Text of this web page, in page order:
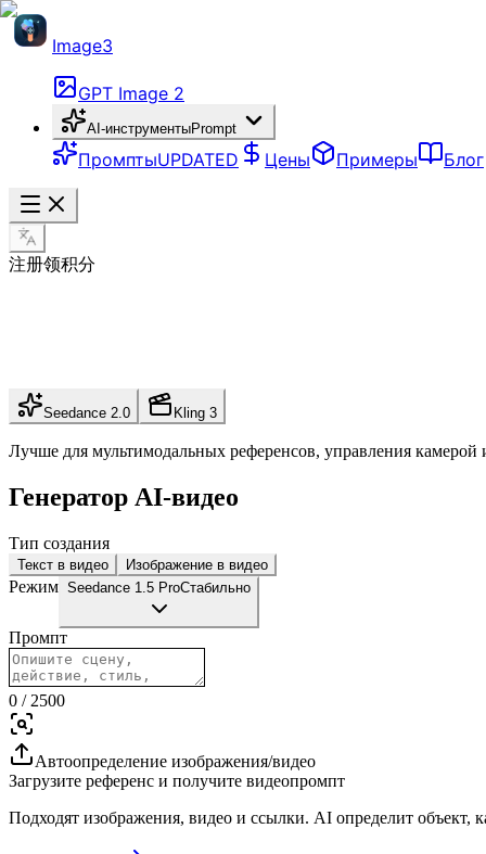
Image3
GPT Image 2
AI-инструментыPrompt
ПромптыUPDATED Цены Примеры Блог
注册领积分
Seedance 2.0 Kling 3
Лучше для мультимодальных референсов, управления камерой
Генератор AI-видео
Тип создания
Текст в видео Изображение в видео
Режим Seedance 1.5 ProСтабильно
Промпт
0 / 2500
Автоопределение изображения/видео
Загрузите референс и получите видеопромпт
Подходят изображения, видео и ссылки. AI определит объект,